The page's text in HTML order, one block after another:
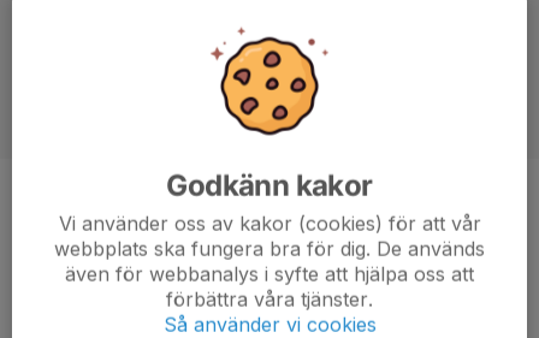
Ålder
10 år
Godkänn kakor
Vi använder oss av kakor (cookies) för att vår
webbplats ska fungera bra för dig. De används
även för webbanalys i syfte att hjälpa oss att
förbättra våra tjänster.
Så använder vi cookies